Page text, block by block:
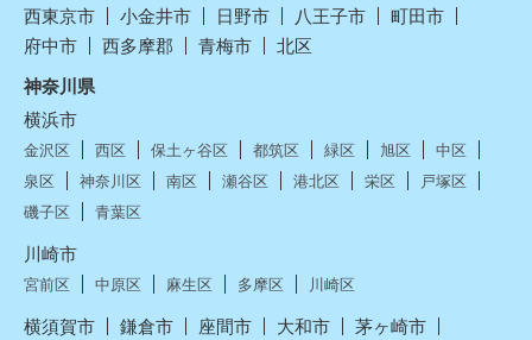
西東京市
小金井市 日野市 八王子市
町田市
府中市
西多摩郡 青梅市
北区
神奈川県
横浜市
金沢区 西区 保土ヶ谷区 都筑区 緑区 旭区
中区
泉区
神奈川区 南区 瀬谷区 港北区 栄区
戸塚区
磯子区
青葉区
川崎市
宮前区 中原区 麻生区 多摩区 川崎区
横須賀市 鎌倉市 座間市 大和市
茅ヶ崎市